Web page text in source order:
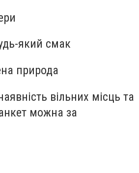
який смак
природа
вільних місць та
можна за